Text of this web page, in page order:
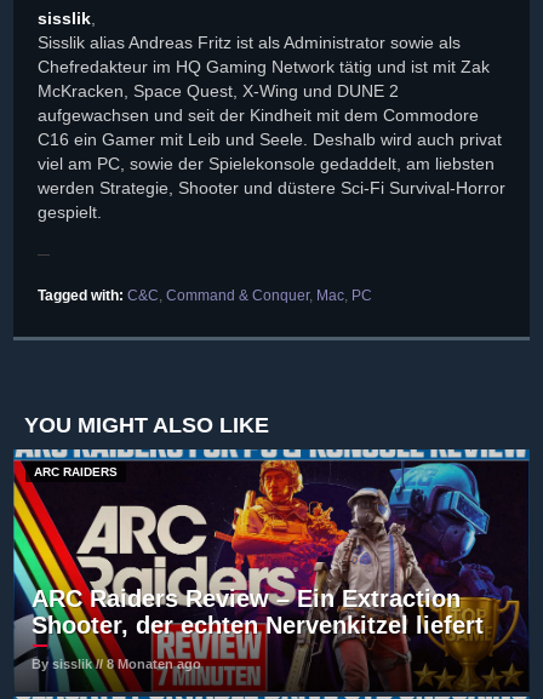
sisslik
Sisslik alias Andreas Fritz ist als Administrator sowie als
Chefredakteur im HQ Gaming Network tätig und ist mit Zak
McKracken, Space Quest, X-Wing und DUNE 2
aufgewachsen und seit der Kindheit mit dem Commodore
C16 ein Gamer mit Leib und Seele. Deshalb wird auch privat
viel am PC, sowie der Spielekonsole gedaddelt, am liebsten
werden Strategie, Shooter und düstere Sci-Fi Survival-Horror
gespielt.
Tagged with: C&C, Command & Conquer, Mac, PC
YOU MIGHT ALSO LIKE
ARC RAIDERS
ARC Raiders Review – Ein Extraction
Shooter, der echten Nervenkitzel liefert
By sisslik // 8 Monaten ago